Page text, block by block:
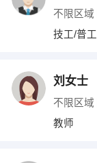
不限区域
技工/普工
刘女士
不限区域
教师